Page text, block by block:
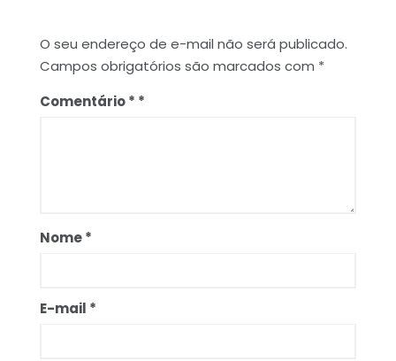
O seu endereço de e-mail não será publicado.
Campos obrigatórios são marcados com *
Comentário*
Nome*
E-mail *